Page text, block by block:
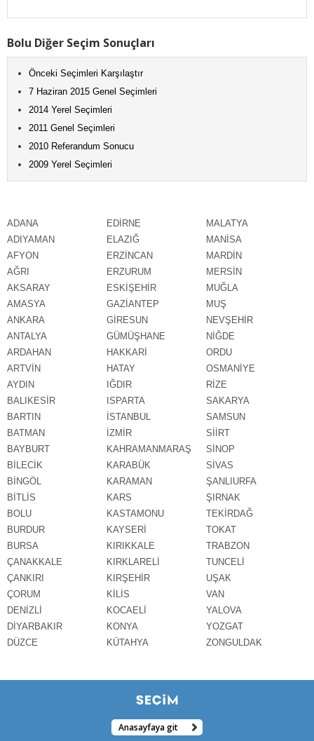
ADANA
ADIYAMAN
AFYON
AĞRI
AKSARAY
AMASYA
ANKARA
ANTALYA
ARDAHAN
ARTVİN
AYDIN
BALIKESİR
BARTIN
BATMAN
BAYBURT
BİLECİK
BİNGÖL
BİTLİS
BOLU
BURDUR
BURSA
ÇANAKKALE
ÇANKIRI
ÇORUM
DENİZLİ
DİYARBAKIR
DÜZCE
EDİRNE
ELAZIĞ
ERZİNCAN
ERZURUM
ESKİŞEHİR
GAZİANTEP
GİRESUN
GÜMÜŞHANE
HAKKARİ
HATAY
IĞDIR
ISPARTA
İSTANBUL
İZMİR
KAHRAMANMARAŞ
KARABÜK
KARAMAN
KARS
KASTAMONU
KAYSERİ
KIRIKKALE
KIRKLARELİ
KIRŞEHİR
KİLİS
KOCAELİ
KONYA
KÜTAHYA
MALATYA
MANİSA
MARDİN
MERSİN
MUĞLA
MUŞ
NEVŞEHİR
NİĞDE
ORDU
OSMANİYE
RİZE
SAKARYA
SAMSUN
SİİRT
SİNOP
SİVAS
ŞANLIURFA
ŞIRNAK
TEKİRDAĞ
TOKAT
TRABZON
TUNCELİ
UŞAK
VAN
YALOVA
YOZGAT
ZONGULDAK
Bolu Diğer Seçim Sonuçları
Önceki Seçimleri Karşılaştır
7 Haziran 2015 Genel Seçimleri
2014 Yerel Seçimleri
2011 Genel Seçimleri
2010 Referandum Sonucu
2009 Yerel Seçimleri
Anasayfaya git